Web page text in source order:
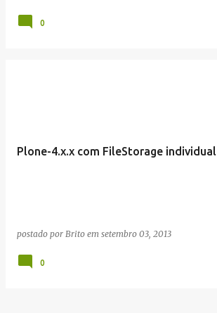
0
Plone-4.x.x com FileStorage individual
postado por Brito em setembro 03, 2013
0